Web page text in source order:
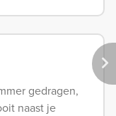
gedragen,
naast je